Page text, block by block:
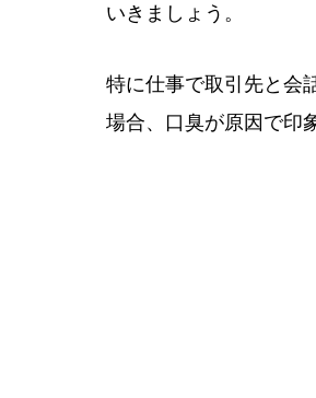
いきましょう。
特に仕事で取引先と会
場合、口臭が原因で印